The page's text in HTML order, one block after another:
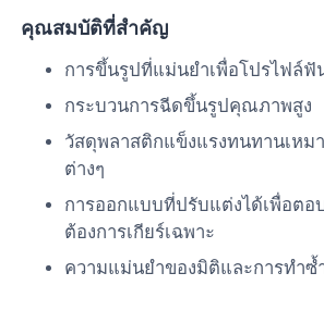
แม่พิมพ์ชิ้นส่วนรถยนต์
แม่พิมพ์ชิ้นส่วนพลาสติกรถยนต์
แม่พิมพ์ฉีดยานยนต์
การฉีดแบบฉีดสองครั้ง
คุณสมบัติที่สำคัญ
การขึ้นรูปที่แม่นยำเพื่อโปรไฟล์ฟั
กระบวนการฉีดขึ้นรูปคุณภาพสูง
วัสดุพลาสติกแข็งแรงทนทานเหม
ต่างๆ
การออกแบบที่ปรับแต่งได้เพื่อตอ
ต้องการเกียร์เฉพาะ
ความแม่นยำของมิติและการทำซ้